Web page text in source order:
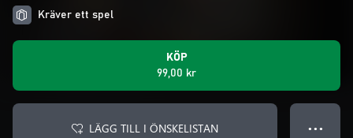
Kräver ett spel
KÖP
99,00 kr
LÄGG TILL I ÖNSKELISTAN ● ● ●